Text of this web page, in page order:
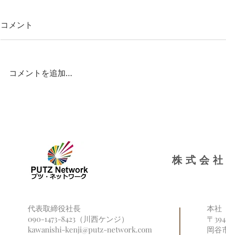
コメント
コメントを追加…
株式会
代表取締役社長
090-1473-8423（川西ケンジ）
kawanishi-kenji@putz-network.com
本社
〒
岡谷